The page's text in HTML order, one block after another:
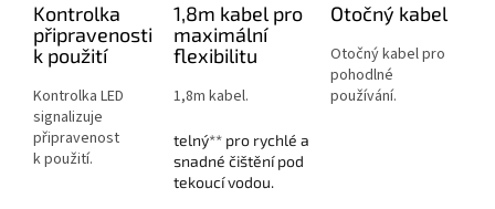
Kontrolka
připravenosti
k použití
Kontrolka LED
signalizuje
připravenost
k použití.
1,8m kabel pro
maximální
flexibilitu
1,8m kabel.
telný** pro rychlé a
snadné čištění pod
tekoucí vodou.
Otočný kabel
Otočný kabel pro
pohodlné
používání.